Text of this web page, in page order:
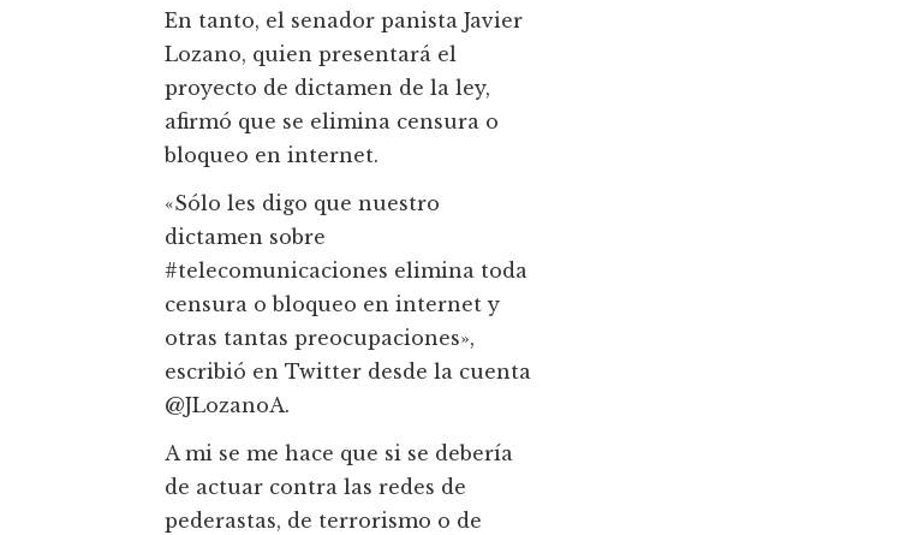
En tanto, el senador panista Javier
Lozano, quien presentará el
proyecto de dictamen de la ley,
afirmó que se elimina censura o
bloqueo en internet.
«Sólo les digo que nuestro
dictamen sobre
#telecomunicaciones elimina toda
censura o bloqueo en internet y
otras tantas preocupaciones»,
escribió en Twitter desde la cuenta
@JLozanoA.
A mi se me hace que si se debería
de actuar contra las redes de
pederastas, de terrorismo o de